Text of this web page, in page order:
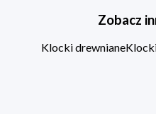
Zobacz
Klocki drewniane